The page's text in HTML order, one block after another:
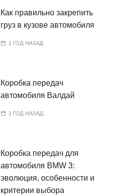
Как правильно закрепить
груз в кузове автомобиля
1 ГОД НАЗАД
Коробка передач
автомобиля Валдай
1 ГОД НАЗАД
Коробка передач для
автомобиля BMW 3:
эволюция, особенности и
критерии выбора